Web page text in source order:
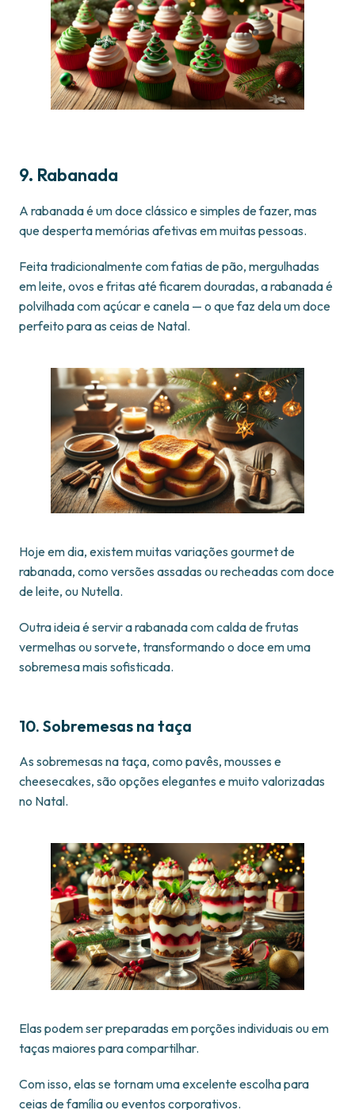
9. Rabanada
A rabanada é um doce clássico e simples de fazer, mas
que desperta memórias afetivas em muitas pessoas.
Feita tradicionalmente com fatias de pão, mergulhadas
em leite, ovos e fritas até ficarem douradas, a rabanada é
polvilhada com açúcar e canela — o que faz dela um doce
perfeito para as ceias de Natal.
Hoje em dia, existem muitas variações gourmet de
rabanada, como versões assadas ou recheadas com doce
de leite, ou Nutella.
Outra ideia é servir a rabanada com calda de frutas
vermelhas ou sorvete, transformando o doce em uma
sobremesa mais sofisticada.
10. Sobremesas na taça
As sobremesas na taça, como pavês, mousses e
cheesecakes, são opções elegantes e muito valorizadas
no Natal.
Elas podem ser preparadas em porções individuais ou em
taças maiores para compartilhar.
Com isso, elas se tornam uma excelente escolha para
ceias de família ou eventos corporativos.